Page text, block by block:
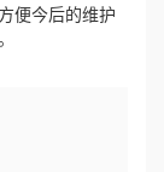
便今后的维护